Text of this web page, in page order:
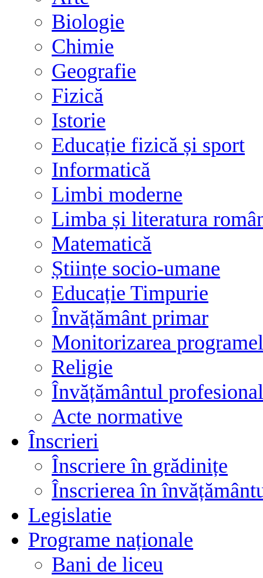
Biologie
Chimie
Geografie
Fizică
Istorie
Educație fizică și sport
Informatică
Limbi moderne
Limba și literatura
Matematică
Științe socio-umane
Educație Timpurie
Învățământ primar
Monitorizarea
Religie
Învățământul
Acte normative
Înscrieri
Înscriere în grădinițe
Înscrierea în
Legislatie
Programe naționale
Bani de liceu